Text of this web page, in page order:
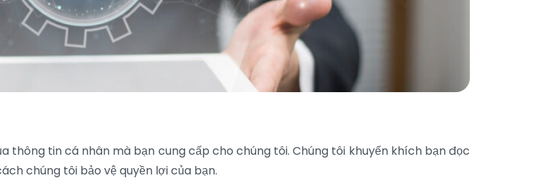
thông tin cá nhân mà bạn cung cấp cho chúng tôi. Chúng tôi khuyến khích bạn đọc
chúng tôi bảo vệ quyền lợi của bạn.